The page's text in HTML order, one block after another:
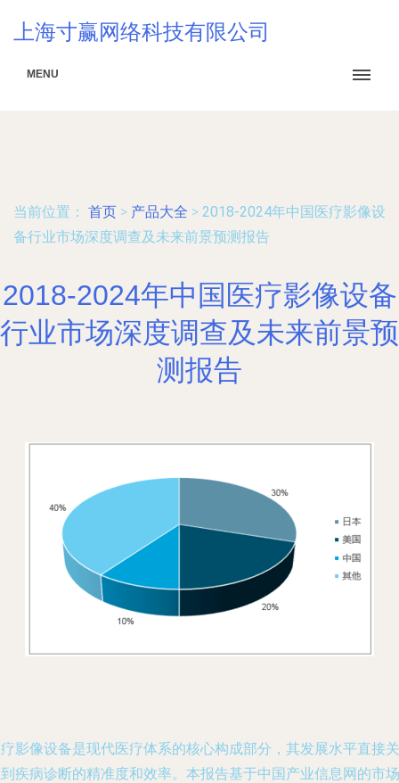
上海寸赢网络科技有限公司
MENU
当前位置： 首页 > 产品大全 > 2018-2024年中国医疗影像设
备行业市场深度调查及未来前景预测报告
2018-2024年中国医疗影像设备
行业市场深度调查及未来前景预
测报告
影像设备是现代医疗体系的核心构成部分，其发展水平直接关
疾病诊断的精准度和效率。本报告基于中国产业信息网的市场